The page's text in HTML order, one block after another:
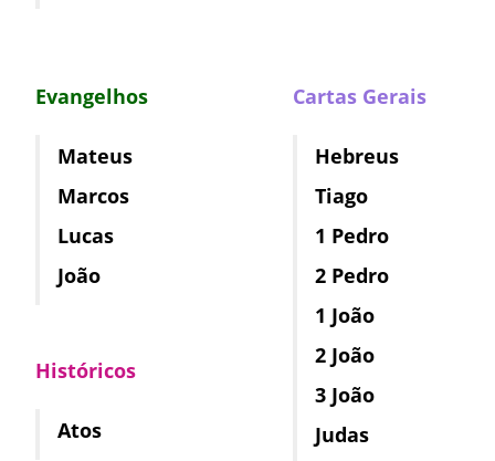
Evangelhos
Mateus
Marcos
Lucas
João
Históricos
Atos
Cartas Gerais
Hebreus
Tiago
1 Pedro
2 Pedro
1 João
2 João
3 João
Judas